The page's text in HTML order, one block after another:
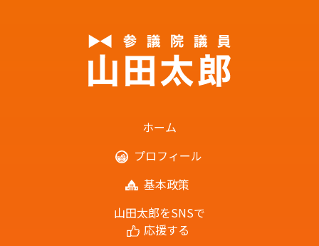
ホーム
プロフィール
基本政策
山田太郎をSNSで
応援する